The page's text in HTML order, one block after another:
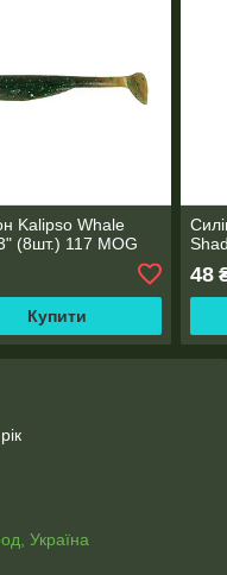
Kalipso Whale
(8шт.) 117 MOG
Купити
48
Україна